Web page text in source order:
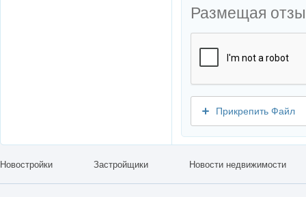
Размещая
Прикрепить Файл
Новостройки Застройщики Новости недвижимости